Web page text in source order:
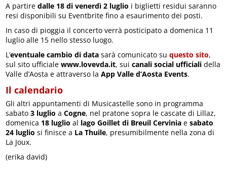
A partiredalle 18 di venerdì 2 luglio i biglietti residui saranno
resi disponibili su Eventbrite fino a esaurimento dei posti.
In caso di pioggia il concerto verrà posticipato a domenica 11
luglio alle 15 nello stesso luogo.
L’eventuale cambio di data sarà comunicato su questo sito,
sul sito ufficialewww.lovevda.it, suicanali social ufficiali della
Valle d’Aosta e attraverso la App Valle d’Aosta Events.
Il calendario
Gli altri appuntamenti di Musicastelle sono in programma
sabato 3 luglio aCogne, nel pratone sopra le cascate di Lillaz,
domenica 18 luglio al lago Goillet di Breuil Cervinia esabato
24 luglio si finisce a La Thuile, presumibilmente nella zona di
La Joux.
(erika david)